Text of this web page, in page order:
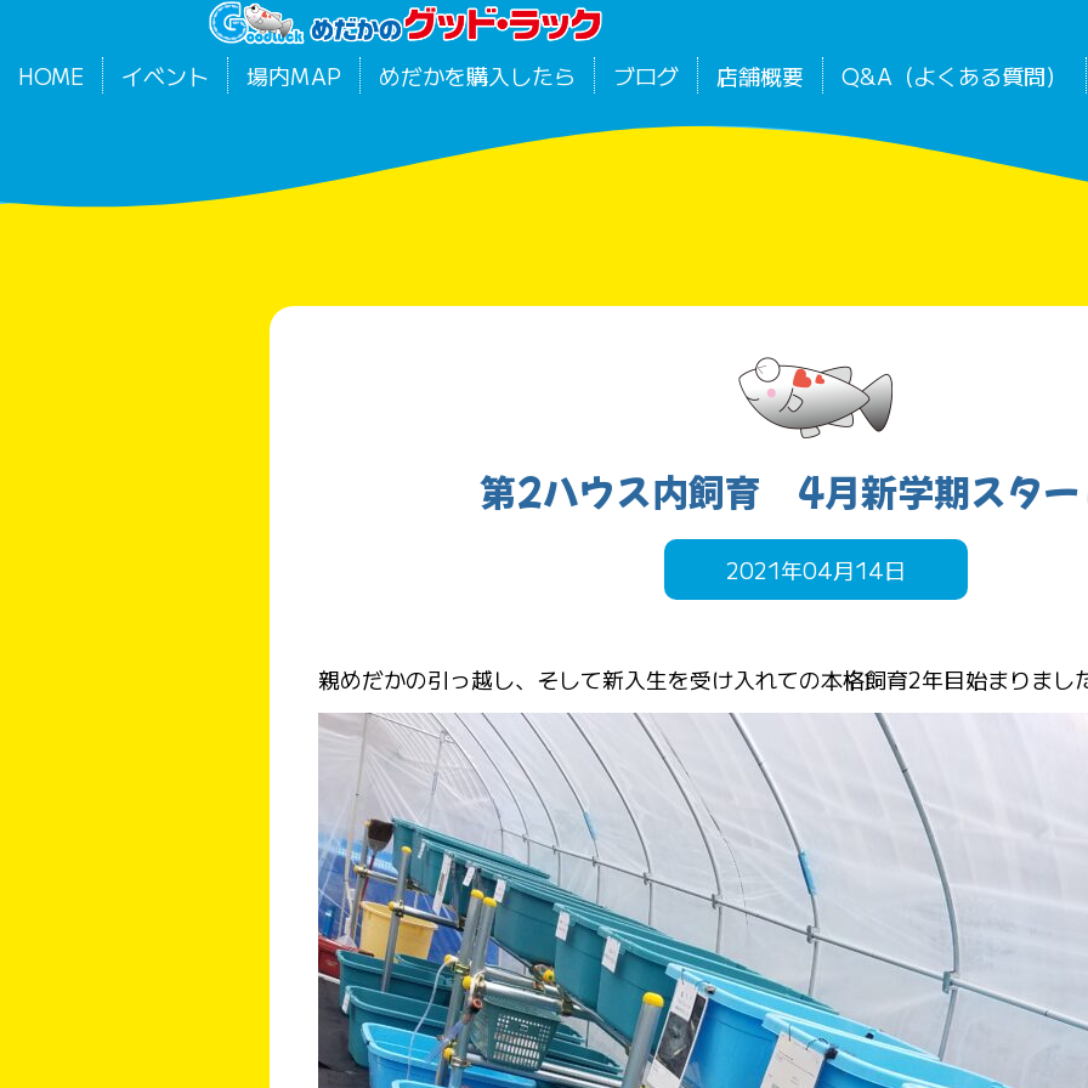
HOME イベント 場内MAP めだかを購入したら ブログ 店舗概要 Q&A（よくある質問）
第2ハウス内飼育 4月新学期スター
2021年04月14日
親めだかの引っ越し、そして新入生を受け入れての本格飼育2年目始まりまし